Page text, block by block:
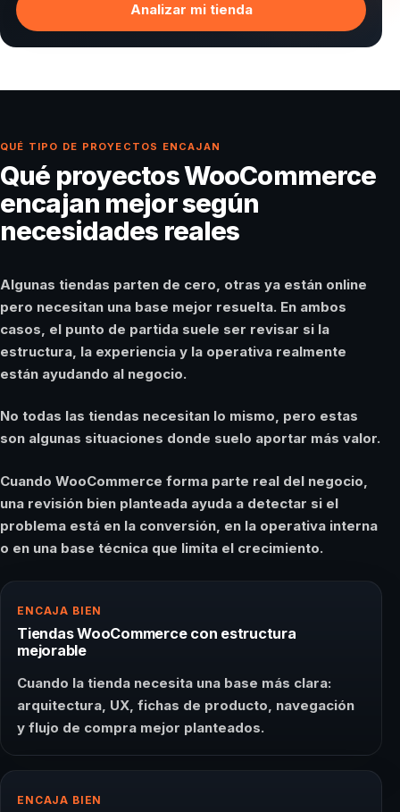
Analizar mi tienda
QUÉ TIPO DE PROYECTOS ENCAJAN
Qué proyectos WooCommerce
encajan mejor según
necesidades reales
Algunas tiendas parten de cero, otras ya están online
pero necesitan una base mejor resuelta. En ambos
casos, el punto de partida suele ser revisar si la
estructura, la experiencia y la operativa realmente
están ayudando al negocio.
No todas las tiendas necesitan lo mismo, pero estas
son algunas situaciones donde suelo aportar más valor.
Cuando WooCommerce forma parte real del negocio,
una revisión bien planteada ayuda a detectar si el
problema está en la conversión, en la operativa interna
o en una base técnica que limita el crecimiento.
ENCAJA BIEN
Tiendas WooCommerce con estructura
mejorable
Cuando la tienda necesita una base más clara:
arquitectura, UX, fichas de producto, navegación
y flujo de compra mejor planteados.
ENCAJA BIEN